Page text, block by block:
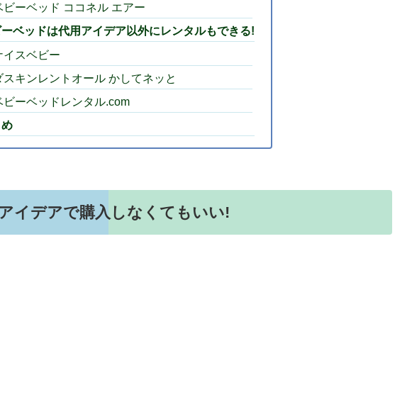
ビーベッド ココネル エアー
ベッドは代用アイデア以外にレンタルもできる!
イスベビー
スキンレントオール かしてネッと
ビーベッドレンタル.com
イデアで購入しなくてもいい!